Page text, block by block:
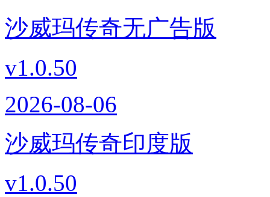
沙威玛传奇无广告版
v1.0.50
2026-08-06
沙威玛传奇印度版
v1.0.50